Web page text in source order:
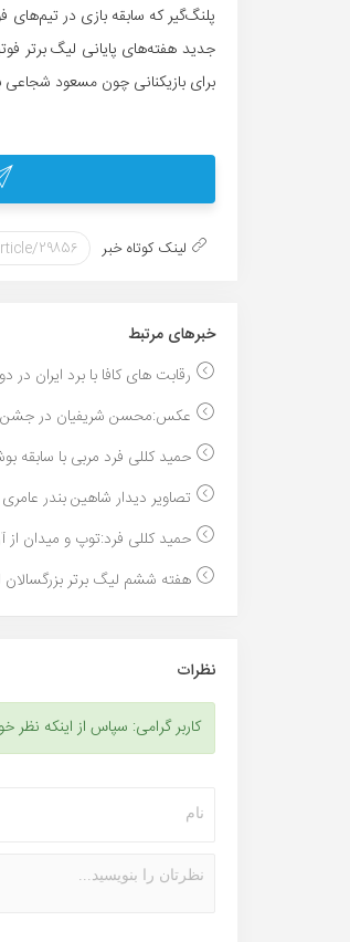
پلنگ‌گیر که سابقه بازی در تیم‌های
جدید هفته‌های پایانی لیگ برتر
برای بازیکنانی چون مسعود
لینک کوتاه خبر
خبر‌های مرتبط
رقابت هاى کافا با برد ایران
عکس:محسن شریفیان در جشن
حمید کللی فرد مربی با
تصاویر دیدار شاهین بندر
حمید کللی فرد:توپ و میدان از
هفته ششم لیگ برتر
نظرات
کاربر گرامی: سپاس از اینکه نظر